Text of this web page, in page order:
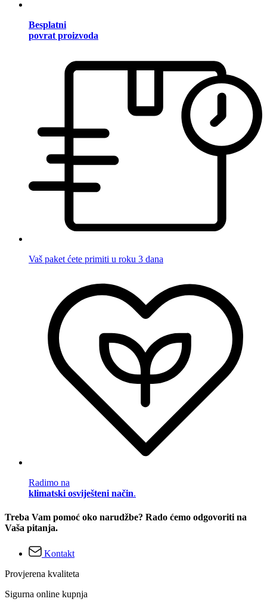
Besplatni
povrat proizvoda
Vaš paket ćete primiti u roku 3 dana
Radimo na
klimatski osviješteni način.
Treba Vam pomoć oko narudžbe? Rado ćemo odgovoriti na
Vaša pitanja.
Kontakt
Provjerena kvaliteta
Sigurna online kupnja